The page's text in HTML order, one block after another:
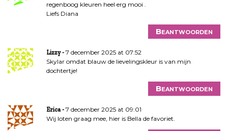
regenboog kleuren heel erg mooi .
Liefs Diana
Beantwoorden
Lizzy
7 december 2025 at 07:52
Skylar omdat blauw de lievelingskleur is van mijn
dochtertje!
Beantwoorden
Erica
7 december 2025 at 09:01
Wij loten graag mee, hier is Bella de favoriet.